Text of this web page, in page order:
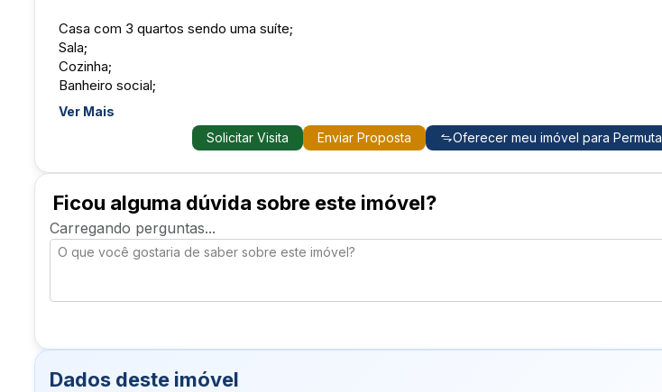
Casa com 3 quartos sendo uma suíte;
Sala;
Cozinha;
Banheiro social;
Garagem para 4 carros;
Varanda no fundo com cozinha;
Quintal;
Escritório.
Área útil: 229,95m²
Área do terreno: 360m²
Ver Mais
Solicitar Visita
Enviar Proposta Oferecer meu imóvel para Permuta
Ficou alguma dúvida sobre este imóvel?
Carregando perguntas...
Dados deste imóvel